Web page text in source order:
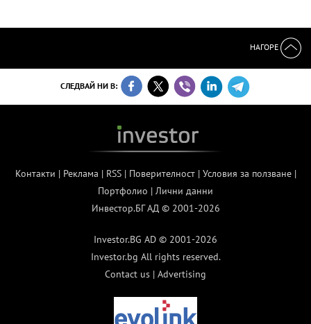
НАГОРЕ
СЛЕДВАЙ НИ В:
Контакти | Реклама | RSS| Поверителност| Условия за ползване|
Портфолио | Лични данни
Инвестор.БГ АД © 2001-2026
Investor.BG AD © 2001-2026
Investor.bg All rights reserved.
Contact us | Advertising